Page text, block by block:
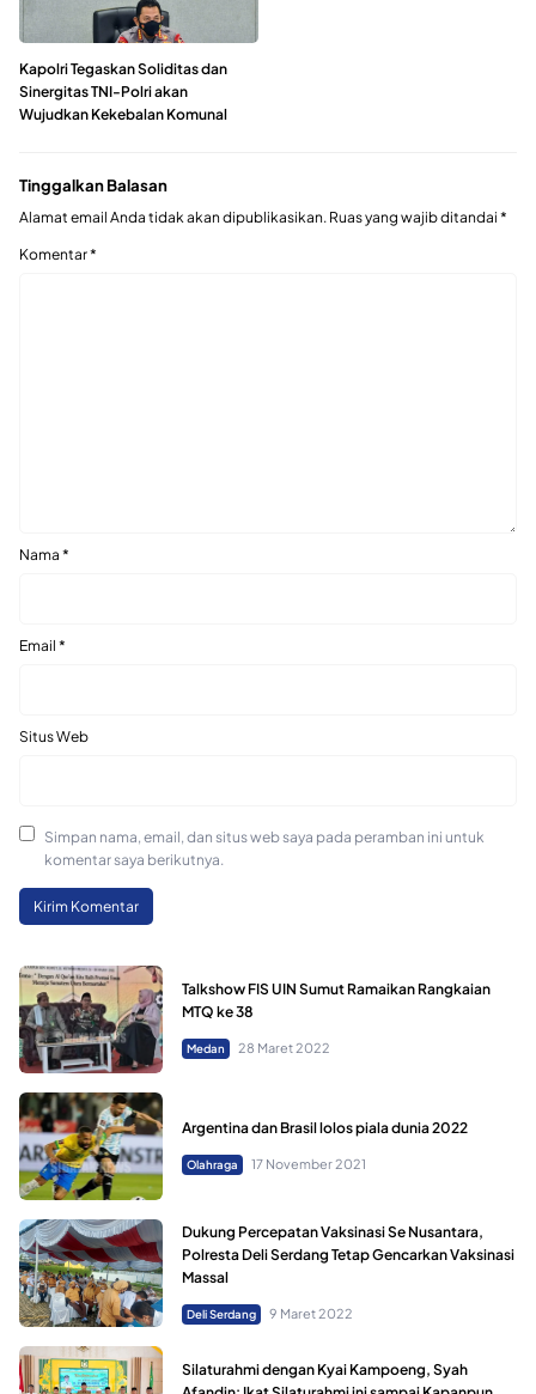
Kapolri Tegaskan Soliditas dan
Sinergitas TNI-Polri akan
Wujudkan Kekebalan Komunal
Tinggalkan Balasan
Alamat email Anda tidak akan dipublikasikan. Ruas yang wajib ditandai *
Komentar*
Nama *
Email *
Situs Web
Simpan nama, email, dan situs web saya pada peramban ini untuk
komentar saya berikutnya.
Talkshow FIS UIN Sumut Ramaikan Rangkaian
MTQ ke 38
Medan 28 Maret 2022
Argentina dan Brasil lolos piala dunia 2022
Olahraga 17 November 2021
Dukung Percepatan Vaksinasi Se Nusantara,
Polresta Deli Serdang Tetap Gencarkan Vaksinasi
Massal
Deli Serdang 9 Maret 2022
Silaturahmi dengan Kyai Kampoeng, Syah